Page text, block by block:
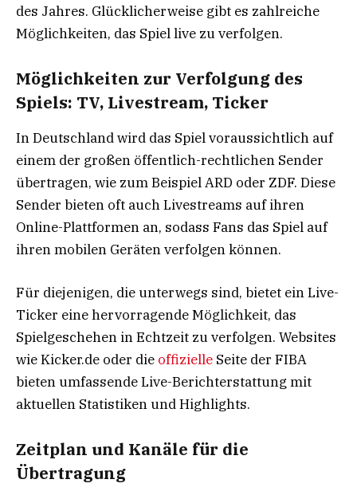
des Jahres. Glücklicherweise gibt es zahlreiche
Möglichkeiten, das Spiel live zu verfolgen.
Möglichkeiten zur Verfolgung des
Spiels: TV, Livestream, Ticker
In Deutschland wird das Spiel voraussichtlich auf
einem der großen öffentlich-rechtlichen Sender
übertragen, wie zum Beispiel ARD oder ZDF. Diese
Sender bieten oft auch Livestreams auf ihren
Online-Plattformen an, sodass Fans das Spiel auf
ihren mobilen Geräten verfolgen können.
Für diejenigen, die unterwegs sind, bietet ein Live-
Ticker eine hervorragende Möglichkeit, das
Spielgeschehen in Echtzeit zu verfolgen. Websites
wie Kicker.de oder die offizielle Seite der FIBA
bieten umfassende Live-Berichterstattung mit
aktuellen Statistiken und Highlights.
Zeitplan und Kanäle für die
Übertragung